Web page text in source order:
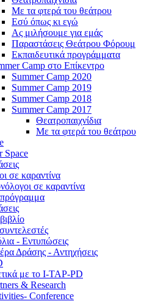
Με τα φτερά του θεάτρου
Εσύ όπως κι εγώ
Ας μιλήσουμε για εμάς
Παραστάσεις Θεάτρου Φόρουμ
Εκπαιδευτικά προγράμματα
Camp στο Επίκεντρο
Summer Camp 2020
Summer Camp 2019
Summer Camp 2018
Summer Camp 2017
Θεατροπαιχνίδια
Με τα φτερά του θεάτρου
Space
σε καραντίνα
σε καραντίνα
- Εντυπώσεις
Δράσης - Αντηχήσεις
με το I-TAP-PD
& Research
Conference